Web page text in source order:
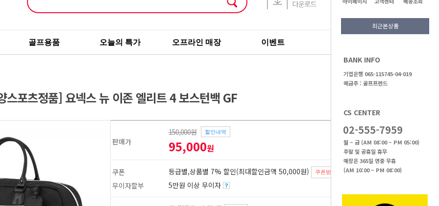
골프용품 오늘의 특가 오프라인 매장 이벤트
최근본상품
BANK INFO
기업은행 065-115745-04-019
예금주 : 골프프렌드
CS CENTER
02-555-7959
월 ~ 금 (AM 08:00 ~ PM 05:00)
주말 및 공휴일 휴무
매장은 365일 연중 무휴
(AM 10:00 ~ PM 08:00)
>골프용품 >보스턴백
스포츠정품] 요넥스 뉴 이존 엘리트 4 보스턴백 GF
37%
판매가
150,000원 할인내역
95,000원
쿠폰 등급별,상품별 7% 할인(최대할인금액 50,000원) 쿠폰받기
무이자할부 5만원 이상 무이자